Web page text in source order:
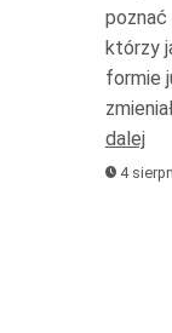
poznać
którzy
formie
dalej
4